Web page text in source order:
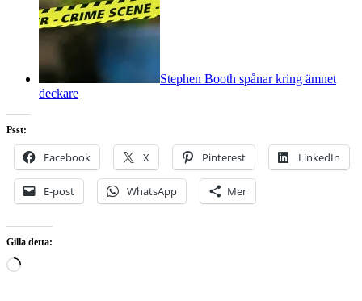
Stephen Booth spånar kring ämnet
deckare
Psst:
Facebook X Pinterest LinkedIn
E-post WhatsApp Mer
Gilla detta:
Laddar